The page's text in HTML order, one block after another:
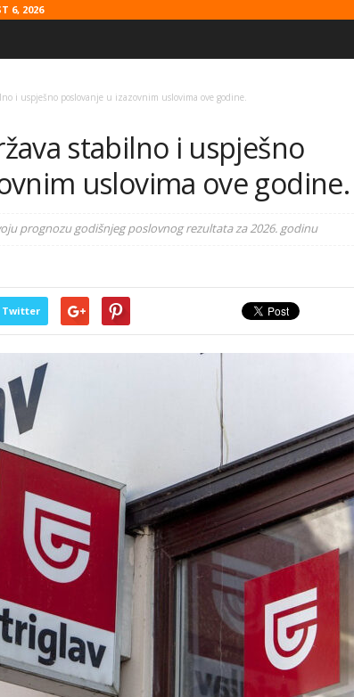
6, 2026
i uspješno poslovanje u izazovnim uslovima ove godine.
stabilno i uspješno
uslovima ove godine.
prognozu godišnjeg poslovnog rezultata za 2026. godinu
Twitter